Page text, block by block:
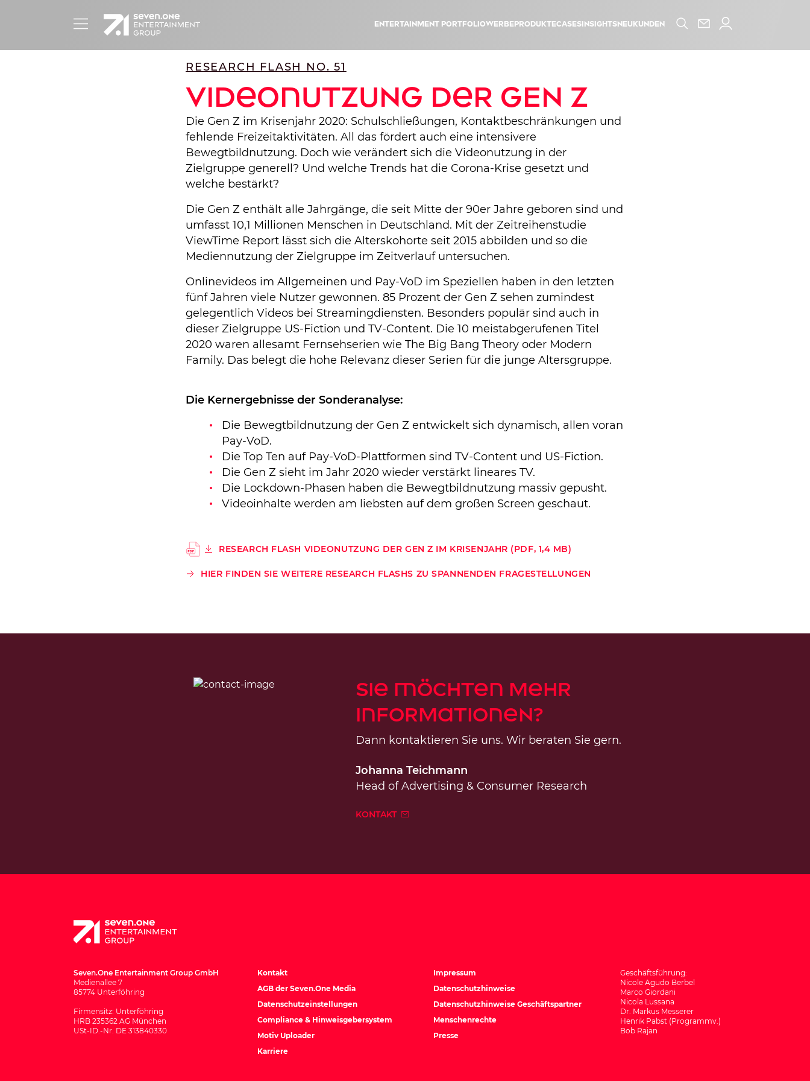
Entertainment PortfolioWerbeprodukteCases InsightsNeukunden
RESEARCH FLASH NO. 51
Videonutzung der GEN Z
Die Gen Z im Krisenjahr 2020: Schulschließungen, Kontaktbeschränkungen und
fehlende Freizeitaktivitäten. All das fördert auch eine intensivere
Bewegtbildnutzung. Doch wie verändert sich die Videonutzung in der
Zielgruppe generell? Und welche Trends hat die Corona-Krise gesetzt und
welche bestärkt?
Die Gen Z enthält alle Jahrgänge, die seit Mitte der 90er Jahre geboren sind und
umfasst 10,1 Millionen Menschen in Deutschland. Mit der Zeitreihenstudie
ViewTime Report lässt sich die Alterskohorte seit 2015 abbilden und so die
Mediennutzung der Zielgruppe im Zeitverlauf untersuchen.
Onlinevideos im Allgemeinen und Pay-VoD im Speziellen haben in den letzten
fünf Jahren viele Nutzer gewonnen. 85 Prozent der Gen Z sehen zumindest
gelegentlich Videos bei Streamingdiensten. Besonders populär sind auch in
dieser Zielgruppe US-Fiction und TV-Content. Die 10 meistabgerufenen Titel
2020 waren allesamt Fernsehserien wie The Big Bang Theory oder Modern
Family. Das belegt die hohe Relevanz dieser Serien für die junge Altersgruppe.
Die Kernergebnisse der Sonderanalyse:
Die Bewegtbildnutzung der Gen Z entwickelt sich dynamisch, allen voran
Pay-VoD.
Die Top Ten auf Pay-VoD-Plattformen sind TV-Content und US-Fiction.
Die Gen Z sieht im Jahr 2020 wieder verstärkt lineares TV.
Die Lockdown-Phasen haben die Bewegtbildnutzung massiv gepusht.
Videoinhalte werden am liebsten auf dem großen Screen geschaut.
RESEARCH FLASH VIDEONUTZUNG DER GEN Z IM KRISENJAHR (PDF, 1,4 MB)
HIER FINDEN SIE WEITERE RESEARCH FLASHS ZU SPANNENDEN FRAGESTELLUNGEN
Sie möchten mehr
Informationen?
Dann kontaktieren Sie uns. Wir beraten Sie gern.
Johanna Teichmann
Head of Advertising & Consumer Research
KONTAKT
Seven.One Entertainment Group GmbH
Medienallee 7
85774 Unterföhring
Firmensitz: Unterföhring
HRB 235362 AG München
USt-ID.-Nr. DE 313840330
Kontakt
Impressum
AGB der Seven.One Media
Datenschutzhinweise
Datenschutzeinstellungen
Datenschutzhinweise Geschäftspartner
Compliance & Hinweisgebersystem
Menschenrechte
Motiv Uploader
Presse
Karriere
Geschäftsführung:
Nicole Agudo Berbel
Marco Giordani
Nicola Lussana
Dr. Markus Messerer
Henrik Pabst (Programmv.)
Bob Rajan